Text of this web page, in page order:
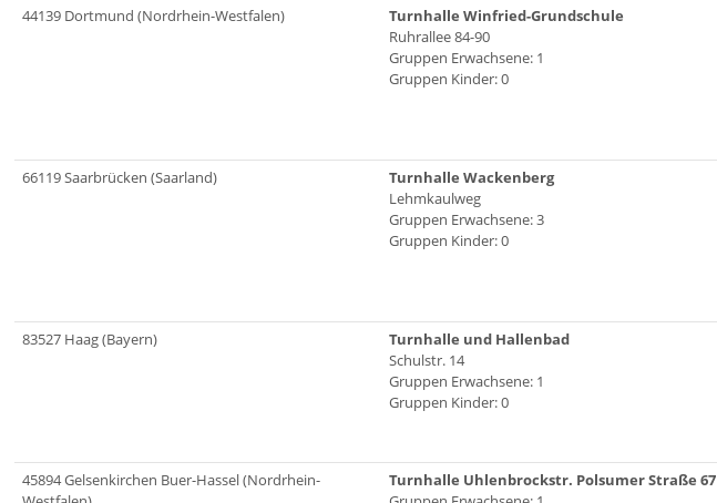
44139 Dortmund (Nordrhein-Westfalen)
Turnhalle Winfried-Grundschule
Ruhrallee 84-90
Gruppen Erwachsene: 1
Gruppen Kinder: 0
66119 Saarbrücken (Saarland)
Turnhalle Wackenberg
Lehmkaulweg
Gruppen Erwachsene: 3
Gruppen Kinder: 0
83527 Haag (Bayern)
Turnhalle und Hallenbad
Schulstr. 14
Gruppen Erwachsene: 1
Gruppen Kinder: 0
45894 Gelsenkirchen Buer-Hassel (Nordrhein-
Turnhalle Uhlenbrockstr. Polsumer Straße 67